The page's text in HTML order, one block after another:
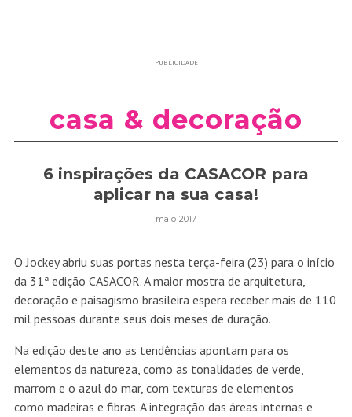
PUBLICIDADE
casa & decoração
6 inspirações da CASACOR para
aplicar na sua casa!
maio 2017
O Jockey abriu suas portas nesta terça-feira (23) para o início
da 31ª edição CASACOR. A maior mostra de arquitetura,
decoração e paisagismo brasileira espera receber mais de 110
mil pessoas durante seus dois meses de duração.
Na edição deste ano as tendências apontam para os
elementos da natureza, como as tonalidades de verde,
marrom e o azul do mar, com texturas de elementos
como madeiras e fibras. A integração das áreas internas e